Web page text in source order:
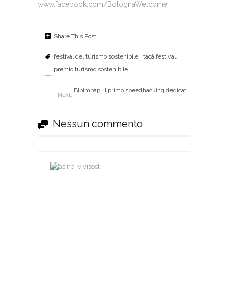
www.facebook.com/BolognaWelcome
Share This Post
festival del turismo sostenibile, itacà festival,
premio turismo sostenibile
Next:
Nessun commento